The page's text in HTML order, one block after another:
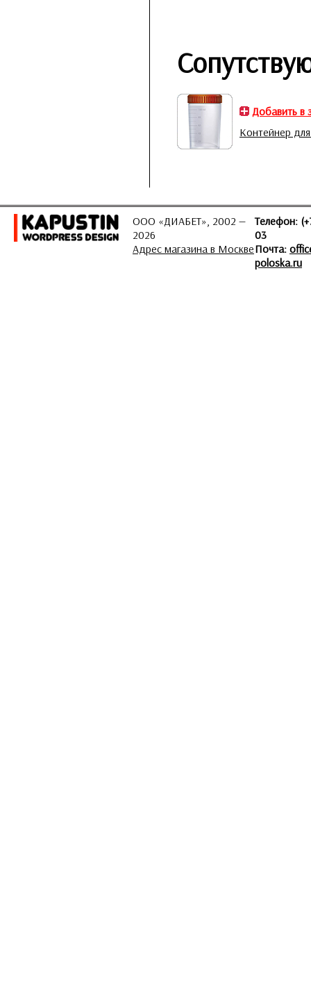
Добавить в
Контейнер
ООО «ДИАБЕТ», 2002 —
2026
Адрес магазина в Москве
Телефон:
03
Почта:
poloska.ru